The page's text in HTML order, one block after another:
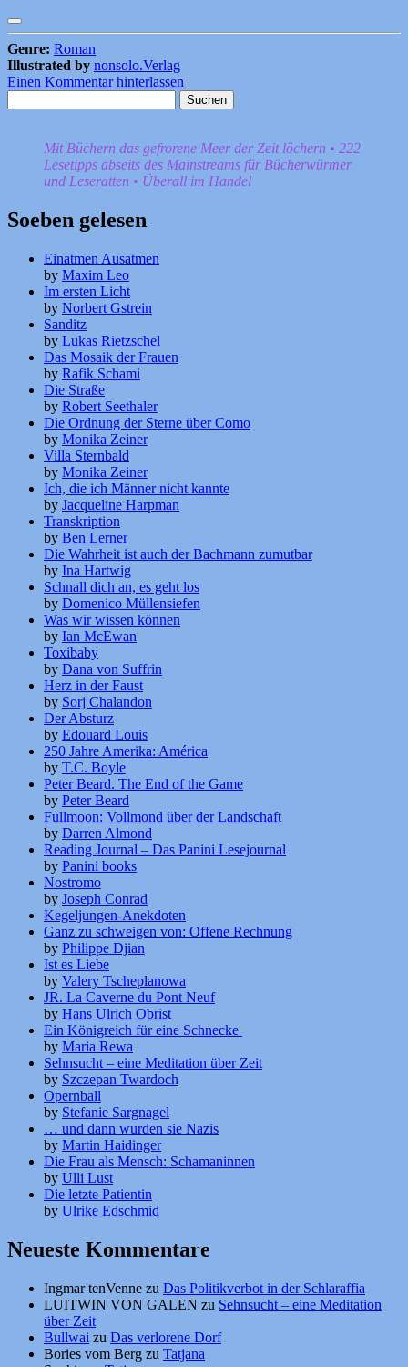
Genre: Roman
Illustrated by nonsolo.Verlag
Einen Kommentar hinterlassen
nach:
Mit Büchern das gefrorene Meer der Zeit löchern • 222
Lesetipps abseits des Mainstreams für Bücherwürmer
und Leseratten • Überall im Handel
Soeben gelesen
Einatmen Ausatmen
by Maxim Leo
Im ersten Licht
by Norbert Gstrein
Sanditz
by Lukas Rietzschel
Das Mosaik der Frauen
by Rafik Schami
Die Straße
by Robert Seethaler
Die Ordnung der Sterne über Como
by Monika Zeiner
Villa Sternbald
by Monika Zeiner
Ich, die ich Männer nicht kannte
by Jacqueline Harpman
Transkription
by Ben Lerner
Die Wahrheit ist auch der Bachmann zumutbar
by Ina Hartwig
Schnall dich an, es geht los
by Domenico Müllensiefen
Was wir wissen können
by Ian McEwan
Toxibaby
by Dana von Suffrin
Herz in der Faust
by Sorj Chalandon
Der Absturz
by Edouard Louis
250 Jahre Amerika: América
by T.C. Boyle
Peter Beard. The End of the Game
by Peter Beard
Fullmoon: Vollmond über der Landschaft
by Darren Almond
Reading Journal – Das Panini Lesejournal
by Panini books
Nostromo
by Joseph Conrad
Kegeljungen-Anekdoten
Ganz zu schweigen von: Offene Rechnung
by Philippe Djian
Ist es Liebe
by Valery Tscheplanowa
JR. La Caverne du Pont Neuf
by Hans Ulrich Obrist
Ein Königreich für eine Schnecke
by Maria Rewa
Sehnsucht – eine Meditation über Zeit
by Szczepan Twardoch
Opernball
by Stefanie Sargnagel
… und dann wurden sie Nazis
by Martin Haidinger
Die Frau als Mensch: Schamaninnen
by Ulli Lust
Die letzte Patientin
by Ulrike Edschmid
Neueste Kommentare
Ingmar tenVenne zu Das Politikverbot in der Schlaraffia
LUITWIN VON GALEN zu Sehnsucht – eine Meditation
über Zeit
Bullwai zu Das verlorene Dorf
Bories vom Berg zu Tatjana